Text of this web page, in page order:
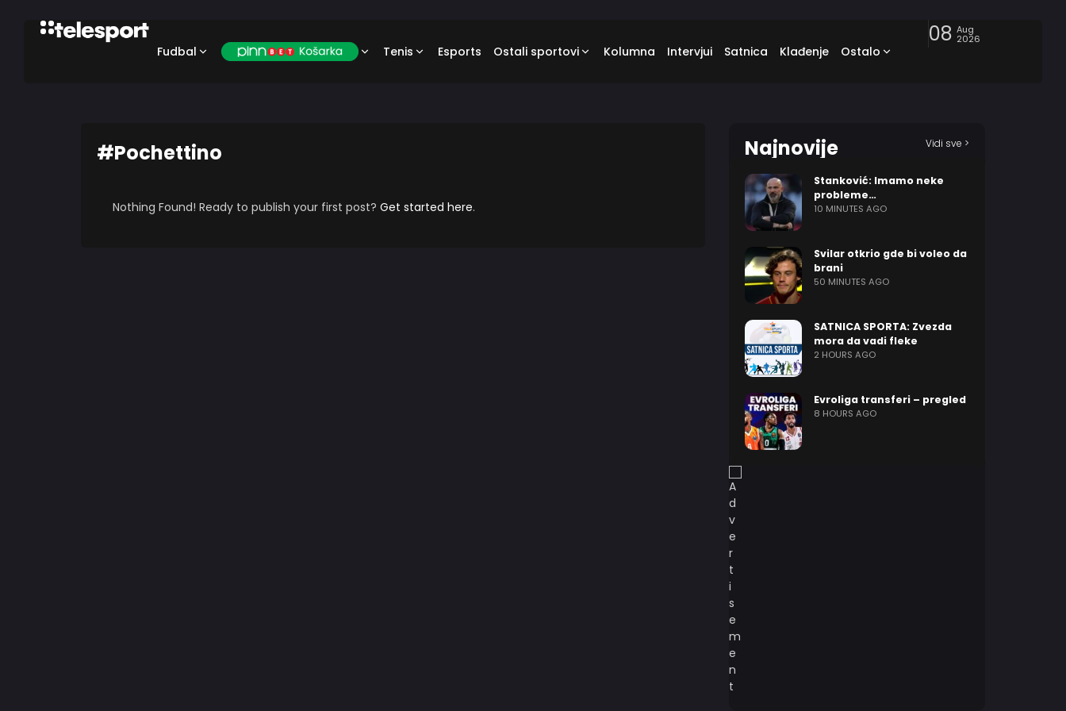
Fudbal Tenis Esports Ostali sportovi Kolumna Intervjui Satnica Klađenje Ostalo
08 Aug
2026
#Pochettino
Nothing Found! Ready to publish your first post? Get started here.
Najnovije Vidi sve >
Stanković: Imamo neke
probleme…
10 MINUTES AGO
Svilar otkrio gde bi voleo da
brani
50 MINUTES AGO
SATNICA SPORTA: Zvezda
mora da vadi fleke
2 HOURS AGO
Evroliga transferi – pregled
8 HOURS AGO